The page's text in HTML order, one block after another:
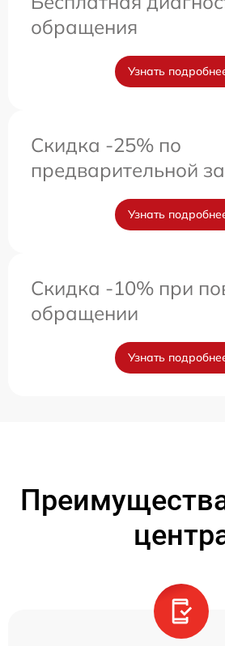
обращения
Узнать
Скидка -25% по
предварительной
Узнать
Скидка -10% при
обращении
Узнать